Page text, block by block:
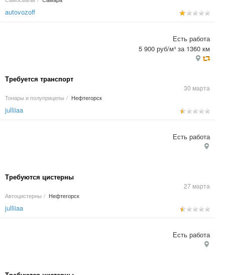
autovozoff
Требуется транспорт
30 марта
Тонары и полуприцепы / Нефтегорск
Есть работа
5 900 руб/м³ за 1360 км
julliiaa
Требуются цистерны
27 марта
Автоцистерны / Нефтегорск
Есть работа
julliiaa
Есть работа